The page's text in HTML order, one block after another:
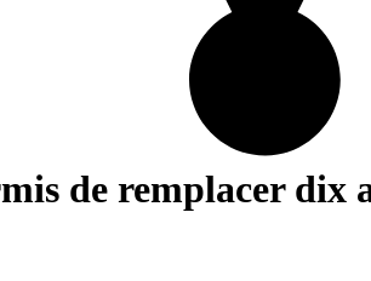
de remplacer dix